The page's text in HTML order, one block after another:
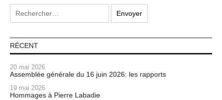
RÉCENT
20 mai 2026
Assemblée générale du 16 juin 2026: les rapports
19 mai 2026
Hommages à Pierre Labadie